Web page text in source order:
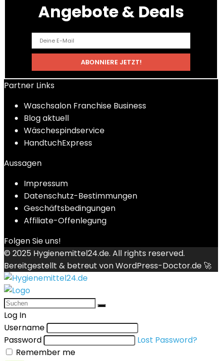
Angebote & Deals
Partner Links
Waschsalon Franchise Business
Blog aktuell
Wäschespindservice
HandtuchExpress
Aussagen
Impressum
Datenschutz-Bestimmungen
Geschäftsbedingungen
Affiliate-Offenlegung
Folgen Sie uns!
© 2025 Hygienemittel24.de. All rights reserved.
Bereitgestellt & betreut vonWordPress-Doctor.de 🚀
Log In
Username
Password
Lost Password?
Remember me